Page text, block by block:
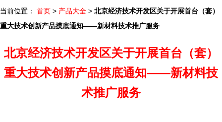
当前位置： 首页 > 产品大全 > 北京经济技术开发区关于开展首台（套）
重大技术创新产品摸底通知——新材料技术推广服务
北京经济技术开发区关于开展首台（套）
重大技术创新产品摸底通知——新材料技
术推广服务